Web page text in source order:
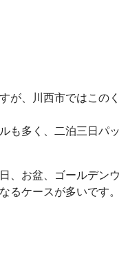
が、川西市ではこのく
も多く、二泊三日パッ
、お盆、ゴールデンウ
るケースが多いです。